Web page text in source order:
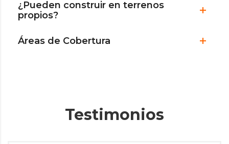
¿Pueden construir en terrenos
propios?
Áreas de Cobertura
Testimonios